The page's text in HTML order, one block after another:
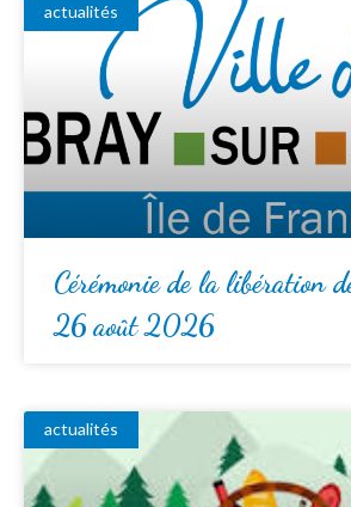
actualités
Cérémonie de la libération
26 août 2026
actualités